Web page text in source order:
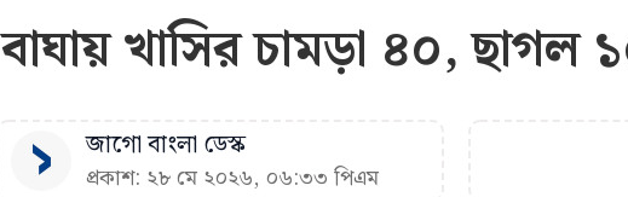
বাঘায় খাসির চামড়া ৪০, ছাগল
জাগো বাংলা ডেস্ক
প্রকাশ: ২৮ মে ২০২৬, ০৬:৩৩ পিএম